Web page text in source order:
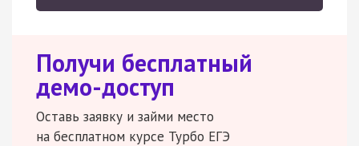
Получи бесплатный
демо-доступ
Оставь заявку и займи место
на бесплатном курсе Турбо ЕГЭ